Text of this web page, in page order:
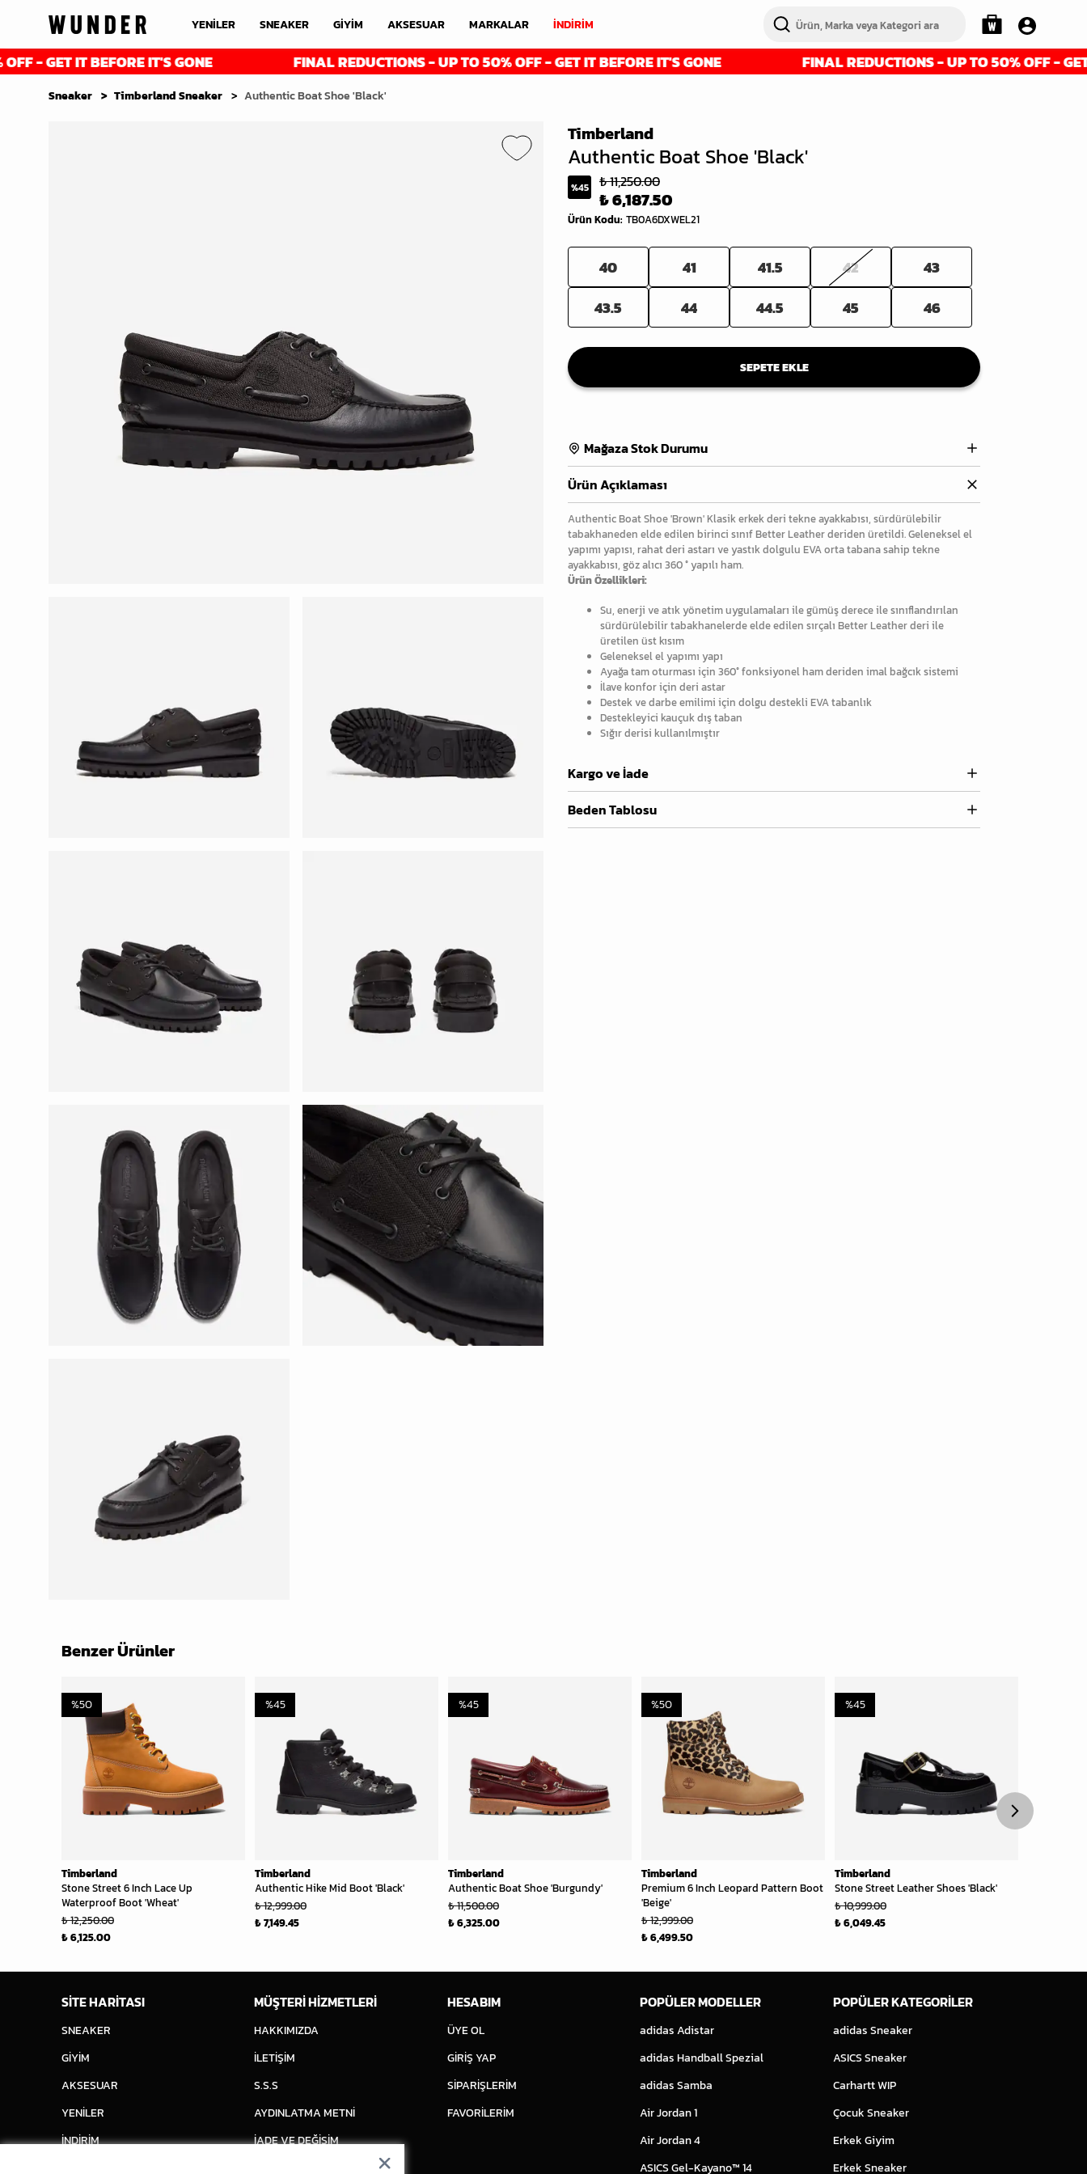
YENİLER SNEAKER GİYİM AKSESUAR MARKALAR İNDİRİM
IT BEFORE IT'S GONE FINAL REDUCTIONS - UP TO 50% OFF - GET IT BEFORE IT'S GONE FINAL REDUCTIONS - UP TO 50% OFF - GET IT
Sneaker Timberland Sneaker Authentic Boat Shoe 'Black'
Timberland
Authentic Boat Shoe 'Black'
%45 ₺ 11,250.00
₺ 6,187.50
Ürün Kodu: TB0A6DXWEL21
40 41 41.5 42
43
43.5
44 44.5 45 46
SEPETE EKLE
Mağaza Stok Durumu
Ürün Açıklaması
Authentic Boat Shoe 'Brown' Klasik erkek deri tekne ayakkabısı, sürdürülebilir
tabakhaneden elde edilen birinci sınıf Better Leather deriden üretildi. Geleneksel el
yapımı yapısı, rahat deri astarı ve yastık dolgulu EVA orta tabana sahip tekne
ayakkabısı, göz alıcı 360 ° yapılı ham.
Ürün Özellikleri:
Su, enerji ve atık yönetim uygulamaları ile gümüş derece ile sınıflandırılan
sürdürülebilir tabakhanelerde elde edilen sırçalı Better Leather deri ile
üretilen üst kısım
Geleneksel el yapımı yapı
Ayağa tam oturması için 360° fonksiyonel ham deriden imal bağcık sistemi
İlave konfor için deri astar
Destek ve darbe emilimi için dolgu destekli EVA tabanlık
Destekleyici kauçuk dış taban
Sığır derisi kullanılmıştır
Kargo ve İade
Beden Tablosu
Benzer Ürünler
Timberland
Stone Street 6 Inch Lace Up
Waterproof Boot 'Wheat'
%50
₺ 12,250.00
₺ 6,125.00
Timberland
Authentic Hike Mid Boot 'Black'
%45
₺ 12,999.00
₺ 7,149.45
Timberland
Authentic Boat Shoe 'Burgundy'
%45
₺ 11,500.00
₺ 6,325.00
Timberland
Premium 6 Inch Leopard Pattern Boot
'Beige'
%50
₺ 12,999.00
₺ 6,499.50
Timberland
Stone Street Leather Shoes 'Black'
%45
₺ 10,999.00
₺ 6,049.45
SİTE HARİTASI
SNEAKER
GİYİM
AKSESUAR
YENİLER
İNDİRİM
MÜŞTERİ HİZMETLERİ
HAKKIMIZDA
İLETİŞİM
S.S.S
AYDINLATMA METNİ
İADE VE DEĞİŞİM
HESABIM
ÜYE OL
GİRİŞ YAP
SİPARİŞLERİM
FAVORİLERİM
POPÜLER MODELLER
adidas Adistar
adidas Handball Spezial
adidas Samba
Air Jordan 1
Air Jordan 4
ASICS Gel-Kayano™ 14
POPÜLER KATEGORİLER
adidas Sneaker
ASICS Sneaker
Carhartt WIP
Çocuk Sneaker
Erkek Giyim
Erkek Sneaker